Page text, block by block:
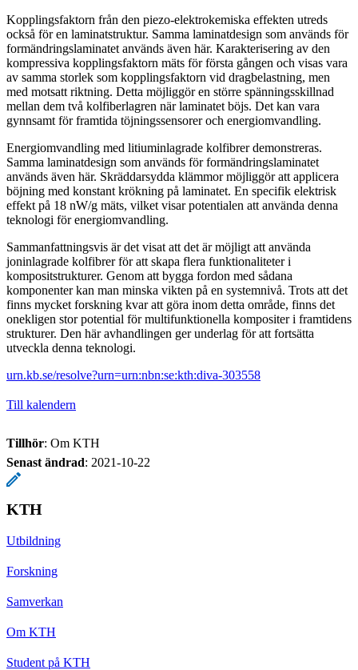
Kopplingsfaktorn från den piezo-elektrokemiska effekten utreds
också för en laminatstruktur. Samma laminatdesign som används för
formändringslaminatet används även här. Karakterisering av den
kompressiva kopplingsfaktorn mäts för första gången och visas vara
av samma storlek som kopplingsfaktorn vid dragbelastning, men
med motsatt riktning. Detta möjliggör en större spänningsskillnad
mellan dem två kolfiberlagren när laminatet böjs. Det kan vara
gynnsamt för framtida töjningssensorer och energiomvandling.
Energiomvandling med litiuminlagrade kolfibrer demonstreras.
Samma laminatdesign som används för formändringslaminatet
används även här. Skräddarsydda klämmor möjliggör att applicera
böjning med konstant krökning på laminatet. En specifik elektrisk
effekt på 18 nW/g mäts, vilket visar potentialen att använda denna
teknologi för energiomvandling.
Sammanfattningsvis är det visat att det är möjligt att använda
joninlagrade kolfibrer för att skapa flera funktionaliteter i
kompositstrukturer. Genom att bygga fordon med sådana
komponenter kan man minska vikten på en systemnivå. Trots att det
finns mycket forskning kvar att göra inom detta område, finns det
onekligen stor potential för multifunktionella kompositer i framtidens
strukturer. Den här avhandlingen ger underlag för att fortsätta
utveckla denna teknologi.
urn.kb.se/resolve?urn=urn:nbn:se:kth:diva-303558
Till kalendern
Tillhör: Om KTH
Senast ändrad: 2021-10-22
KTH
Utbildning
Forskning
Samverkan
Om KTH
Student på KTH